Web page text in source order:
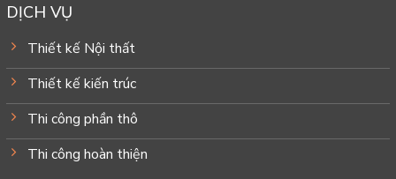
DỊCH VỤ
Thiết kế Nội thất
Thiết kế kiến trúc
Thi công phần thô
Thi công hoàn thiện